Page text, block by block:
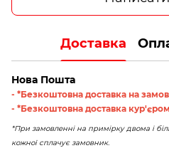
Доставка
Нова Пошта
- *Безкоштовна доставка на
- *Безкоштовна доставка
*При замовленні на примірку двома і
кожної сплачує замовник.